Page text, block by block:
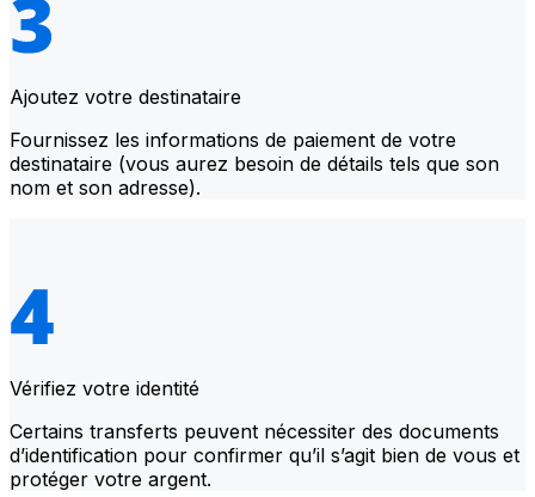
Ajoutez votre destinataire
Fournissez les informations de paiement de votre
destinataire (vous aurez besoin de détails tels que son
nom et son adresse).
Vérifiez votre identité
Certains transferts peuvent nécessiter des documents
d’identification pour confirmer qu’il s’agit bien de vous et
protéger votre argent.